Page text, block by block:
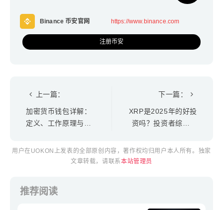
Binance 币安官网 https://www.binance.com
注册币安
上一篇：
加密货币钱包详解：
定义、工作原理与类
下一篇：
XRP是2025年的好投
资吗？投资者综合指
用户在UOKON上发表的全部原创内容，著作权均归用户本人所有。独家
文章转载，请联系本站管理员
推荐阅读